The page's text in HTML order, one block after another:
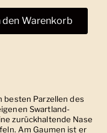
den Warenkorb
besten Parzellen des
Swartland-
zurückhaltende Nase
Am Gaumen ist er